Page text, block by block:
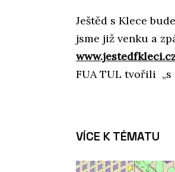
Ještěd s Klece
jsme již venku a
FUA TUL tvořili „s
VÍCE K TÉMATU